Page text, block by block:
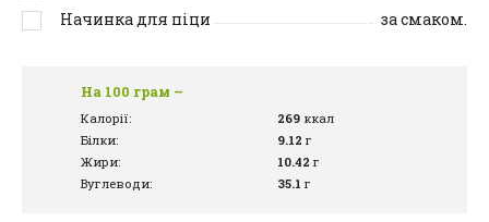
Начинка для піци
за смаком.
На 100 грам –
Калорії: 269 ккал
Білки:
9.12 г
Жири:
10.42 г
Вуглеводи:
35.1 г